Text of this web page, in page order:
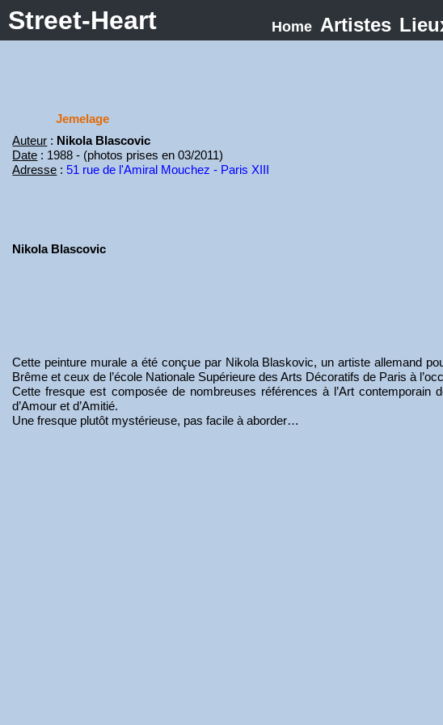
Street-Heart Home Artistes
Jemelage
Auteur : Nikola Blascovic
Date : 1988 - (photos prises en 03/2011)
Adresse :51 rue de l'Amiral Mouchez - Paris XIII
Nikola Blascovic
Cette peinture murale a été conçue par Nikola Blaskovic, un artiste allemand
Brême et ceux de l’école Nationale Supérieure des Arts Décoratifs de Paris à
Cette fresque est composée de nombreuses références à l’Art contemporain
d’Amour et d’Amitié.
Une fresque plutôt mystérieuse, pas facile à aborder…